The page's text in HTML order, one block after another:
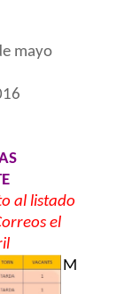
mayo
al listado
el
M